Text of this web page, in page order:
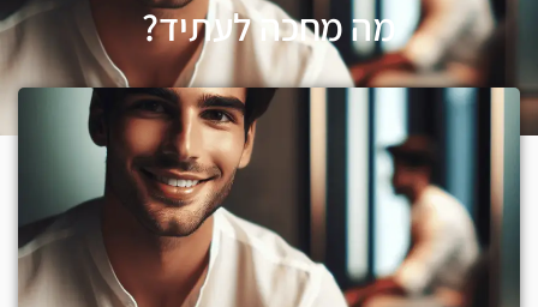
מה מחכה לעתיד?